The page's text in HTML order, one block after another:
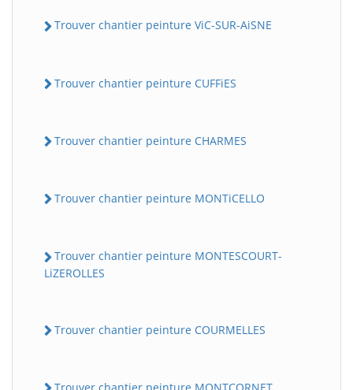
Trouver chantier peinture ViC-SUR-AiSNE
Trouver chantier peinture CUFFiES
Trouver chantier peinture CHARMES
Trouver chantier peinture MONTiCELLO
Trouver chantier peinture MONTESCOURT-
LiZEROLLES
Trouver chantier peinture COURMELLES